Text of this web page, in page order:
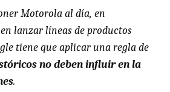
Motorola al día, en
lanzar líneas de productos
tiene que aplicar una regla de
no deben influir en la
.